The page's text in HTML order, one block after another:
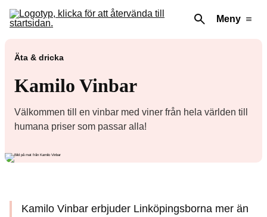
Meny
Äta & dricka
Kamilo Vinbar
Välkommen till en vinbar med viner från hela världen till
humana priser som passar alla!
Kamilo Vinbar erbjuder Linköpingsborna mer än